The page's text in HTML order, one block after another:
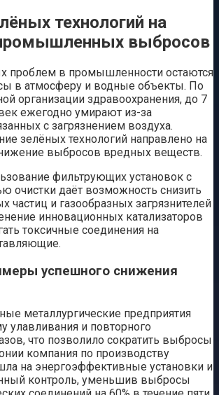
технологий на
выбросов
проблем в промышленности остаются
в атмосферу и водные объекты. По
организации здравоохранения, до 7
ежегодно умирают из-за
с загрязнением воздуха.
зелёных технологий направлено на
выбросов вредных веществ.
фильтрующих установок с
очистки даёт возможность снизить
частиц и газообразных загрязнителей
инновационных катализаторов
токсичные соединения на
успешного снижения
металлургические предприятия
улавливания и повторного
что позволило сократить выбросы
компания по производству
на энергоэффективные установки и
контроль, уменьшив выбросы